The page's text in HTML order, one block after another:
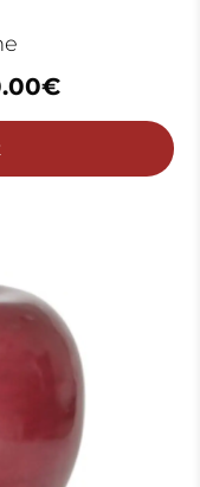
€Plage
de
28.00€